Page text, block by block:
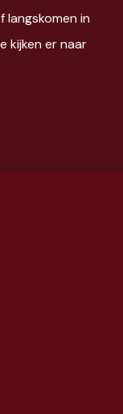
langskomen in
kijken er naar